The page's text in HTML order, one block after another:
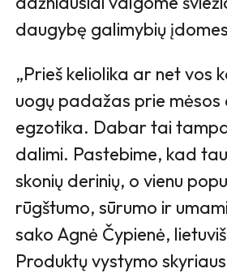
daugybę galimybių
„Prieš keliolika ar net vos
uogų padažas prie
egzotika. Dabar tai
dalimi. Pastebime, kad
skonių derinių, o vienu
rūgštumo, sūrumo ir
sako Agnė Čypienė,
Produktų vystymo